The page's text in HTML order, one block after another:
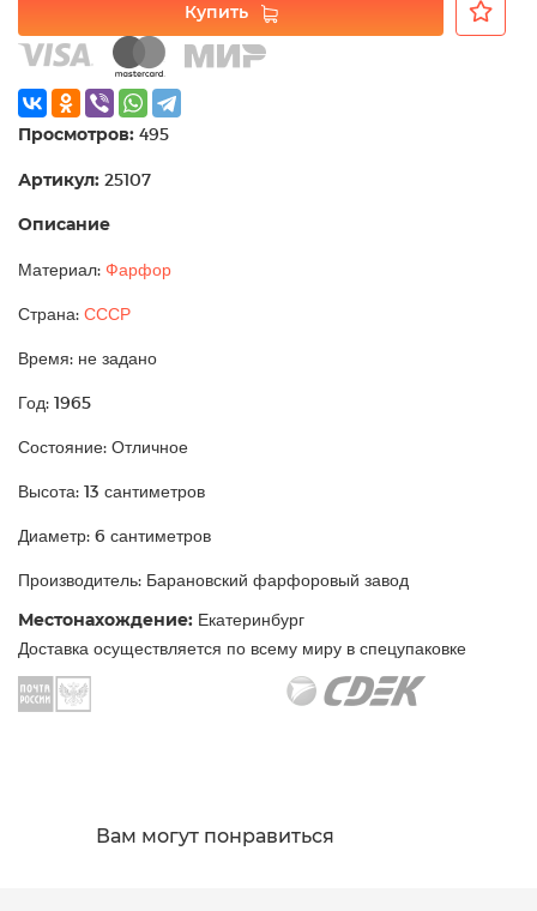
Купить
Просмотров: 495
Артикул: 25107
Описание
Материал: Фарфор
Страна: СССР
Время: не задано
Год: 1965
Состояние: Отличное
Высота: 13 сантиметров
Диаметр: 6 сантиметров
Производитель: Барановский фарфоровый завод
Местонахождение: Екатеринбург
Доставка осуществляется по всему миру в спецупаковке
Вам могут понравиться